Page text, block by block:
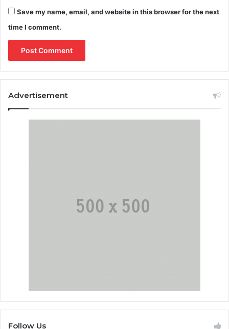
Save my name, email, and website in this browser for the next
time I comment.
Advertisement
Follow Us